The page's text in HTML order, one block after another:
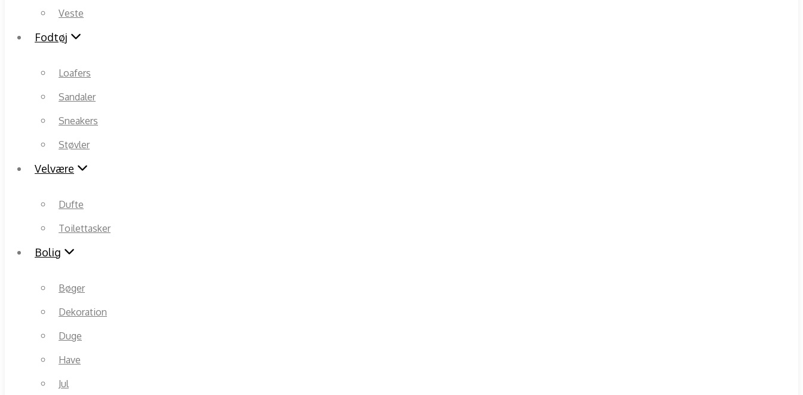
Veste
Fodtøj
Loafers
Sandaler
Sneakers
Støvler
Velvære
Dufte
Toilettasker
Bolig
Bøger
Dekoration
Duge
Have
Jul